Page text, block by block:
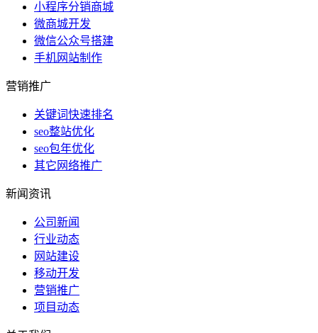
小程序分销商城
微商城开发
微信公众号搭建
手机网站制作
营销推广
关键词快速排名
seo整站优化
seo包年优化
其它网络推广
新闻资讯
公司新闻
行业动态
网站建设
移动开发
营销推广
项目动态